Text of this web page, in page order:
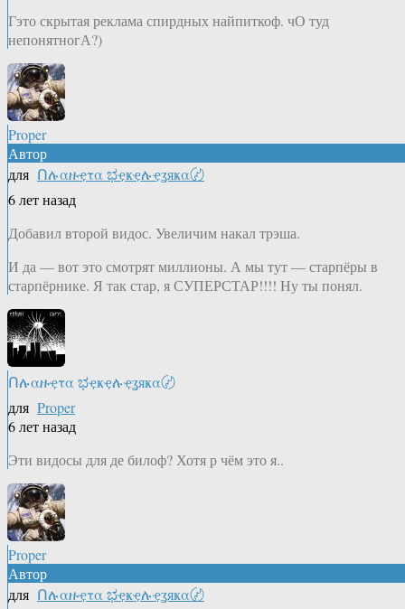
Гэто скрытая реклама спирдных найпиткоф. чО туд
непонятногА?)
Proper
Автор
для Ոሉαዙҿτα ಭҿҝҿሉҿʓяҝα〄
6 лет назад
Добавил второй видос. Увеличим накал трэша.
И да — вот это смотрят миллионы. А мы тут — старпёры в
старпёрнике. Я так стар, я СУПЕРСТАР!!!! Ну ты понял.
Ոሉαዙҿτα ಭҿҝҿሉҿʓяҝα〄
для Proper
6 лет назад
Эти видосы для де билоф? Хотя р чём это я..
Proper
Автор
для Ոሉαዙҿτα ಭҿҝҿሉҿʓяҝα〄